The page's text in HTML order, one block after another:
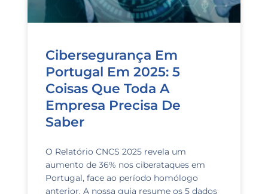
Cibersegurança Em
Portugal Em 2025: 5
Coisas Que Toda A
Empresa Precisa De
Saber
O Relatório CNCS 2025 revela um
aumento de 36% nos ciberataques em
Portugal, face ao período homólogo
anterior. A nossa guia resume os 5 dados